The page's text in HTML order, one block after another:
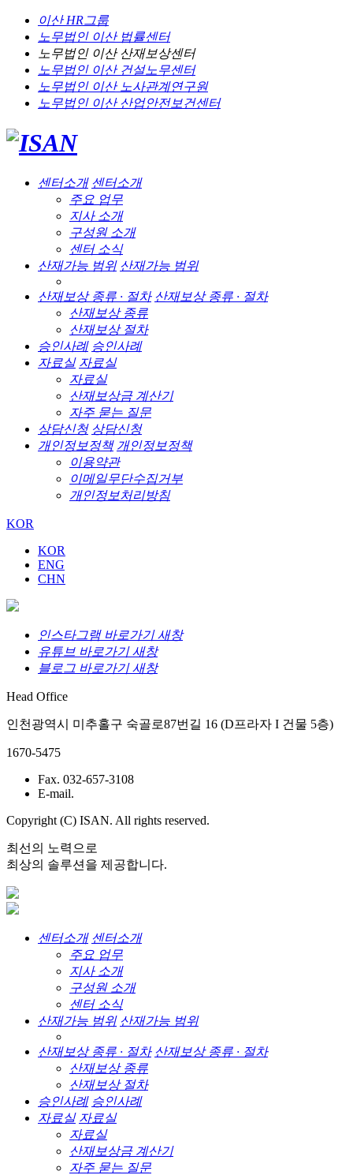
이산 HR그룹
노무법인 이산법률센터
노무법인 이산산재보상센터
노무법인 이산건설노무센터
노무법인 이산노사관계연구원
노무법인 이산산업안전보건센터
센터소개 센터소개
주요 업무
지사 소개
구성원 소개
센터 소식
산재가능 범위 산재가능 범위
산재보상 종류 · 절차 산재보상 종류 · 절차
산재보상 종류
산재보상 절차
승인사례 승인사례
자료실 자료실
자료실
산재보상금 계산기
자주 묻는 질문
상담신청 상담신청
개인정보정책 개인정보정책
이용약관
이메일무단수집거부
개인정보처리방침
KOR
KOR
ENG
CHN
인스타그램 바로가기 새창
유튜브 바로가기 새창
블로그 바로가기 새창
Head Office
인천광역시 미추홀구 숙골로87번길 16 (D프라자 I 건물 5층)
1670-5475
Fax. 032-657-3108
E-mail.
Copyright (C) ISAN. All rights reserved.
최선의 노력으로
최상의 솔루션을 제공합니다.
센터소개 센터소개
주요 업무
지사 소개
구성원 소개
센터 소식
산재가능 범위 산재가능 범위
산재보상 종류 · 절차 산재보상 종류 · 절차
산재보상 종류
산재보상 절차
승인사례 승인사례
자료실 자료실
자료실
산재보상금 계산기
자주 묻는 질문